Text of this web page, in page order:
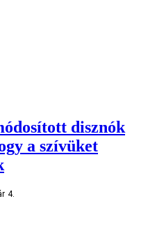
disznók
a szívüket
4.